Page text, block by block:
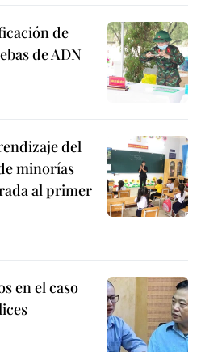
de
de ADN
del
minorías
al primer
en el caso